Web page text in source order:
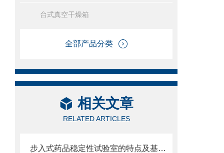
台式真空干燥箱
全部产品分类
相关文章
RELATED ARTICLES
步入式药品稳定性试验室的特点及基本要求